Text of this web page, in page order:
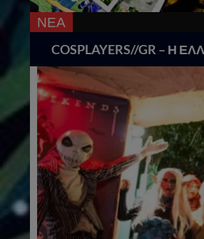
ΝΕΑ
COSPLAYERS//GR – Η